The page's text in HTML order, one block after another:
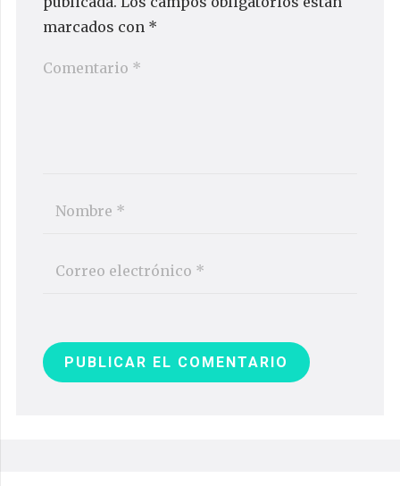
marcados con *
PUBLICAR EL COMENTARIO